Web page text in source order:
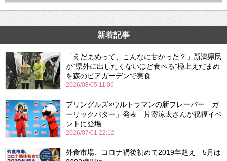
新着記事
「えだまめって、こんなに甘かった？」新潟県民
が“県外に出したくないほど食べる”極上えだまめ
を森のビアガーデンで実食
2026/08/05 11:06
プリングルズ×ウルトラマンの新フレーバー「ガ
ーリックバター」発表 片寄涼太さんが祝福イベ
ントに登場
2026/07/01 22:12
外食市場、コロナ禍後初めて2019年超え 5月は